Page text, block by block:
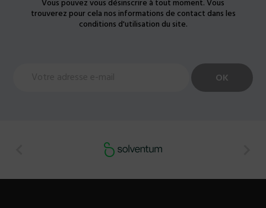
Vous pouvez vous désinscrire à tout moment. Vous
trouverez pour cela nos informations de contact dans les
conditions d'utilisation du site.